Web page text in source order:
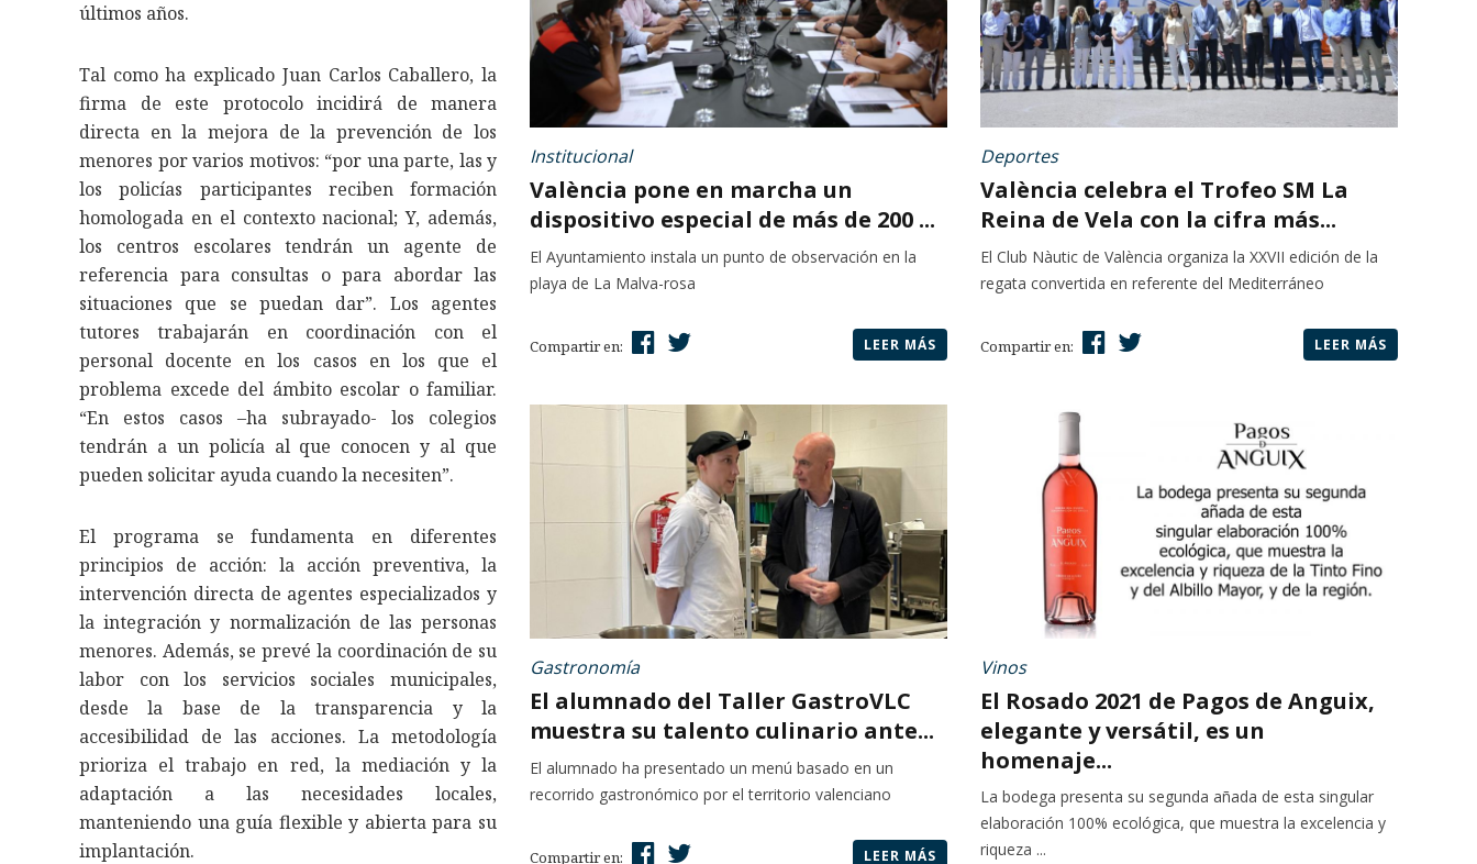
últimos años.
Tal como ha explicado Juan Carlos Caballero, la
firma de este protocolo incidirá de manera
directa en la mejora de la prevención de los
menores por varios motivos: “por una parte, las y
los policías participantes reciben formación
homologada en el contexto nacional; Y, además,
los centros escolares tendrán un agente de
referencia para consultas o para abordar las
situaciones que se puedan dar”. Los agentes
tutores trabajarán en coordinación con el
personal docente en los casos en los que el
problema excede del ámbito escolar o familiar.
“En estos casos –ha subrayado- los colegios
tendrán a un policía al que conocen y al que
pueden solicitar ayuda cuando la necesiten”.
El programa se fundamenta en diferentes
principios de acción: la acción preventiva, la
intervención directa de agentes especializados y
la integración y normalización de las personas
menores. Además, se prevé la coordinación de su
labor con los servicios sociales municipales,
desde la base de la transparencia y la
accesibilidad de las acciones. La metodología
prioriza el trabajo en red, la mediación y la
adaptación a las necesidades locales,
manteniendo una guía flexible y abierta para su
implantación.
Institucional
València pone en marcha un
dispositivo especial de más de 200 ...
El Ayuntamiento instala un punto de observación en la
playa de La Malva-rosa
Compartir en: LEER MÁS
Deportes
València celebra el Trofeo SM La
Reina de Vela con la cifra más...
El Club Nàutic de València organiza la XXVII edición de la
regata convertida en referente del Mediterráneo
Compartir en: LEER MÁS
Gastronomía
El alumnado del Taller GastroVLC
muestra su talento culinario ante...
El alumnado ha presentado un menú basado en un
recorrido gastronómico por el territorio valenciano
Compartir en: LEER MÁS
Vinos
El Rosado 2021 de Pagos de Anguix,
elegante y versátil, es un
homenaje...
La bodega presenta su segunda añada de esta singular
elaboración 100% ecológica, que muestra la excelencia y
riqueza ...